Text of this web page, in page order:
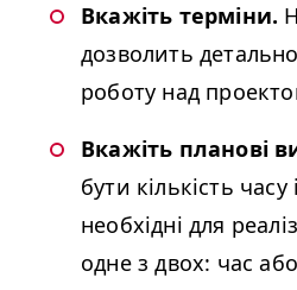
Вкажіть терміни.
дозволить
роботу над
Вкажіть планові
бути кількість
необхідні для
одне з двох: час